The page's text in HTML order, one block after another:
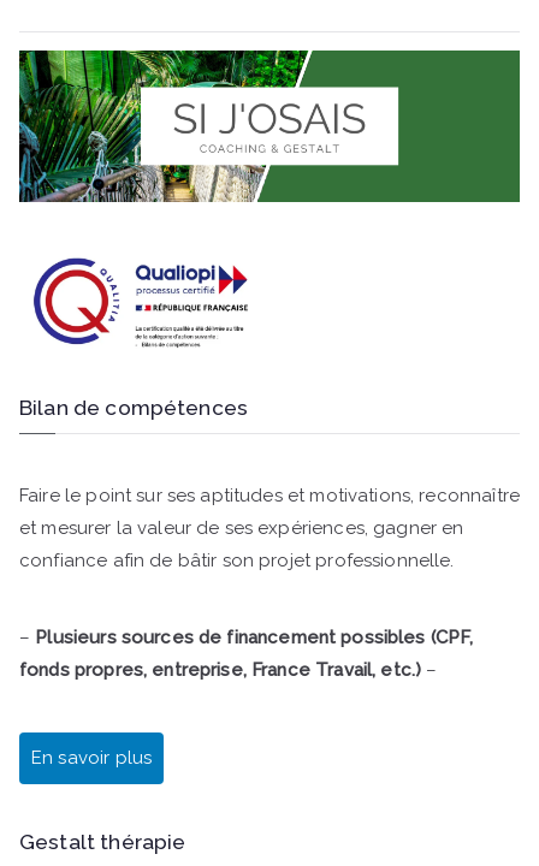
Bilan de compétences
Faire le point sur ses aptitudes et motivations, reconnaître
et mesurer la valeur de ses expériences, gagner en
confiance afin de bâtir son projet professionnelle.
– Plusieurs sources de financement possibles (CPF,
fonds propres, entreprise, France Travail, etc.) –
En savoir plus
Gestalt thérapie